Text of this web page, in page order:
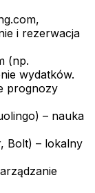
i rezerwacja
(np.
wydatków.
prognozy
– nauka
Bolt) – lokalny